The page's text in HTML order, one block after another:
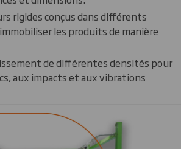
rigides conçus dans différents
les produits de manière
de différentes densités pour
aux impacts et aux vibrations